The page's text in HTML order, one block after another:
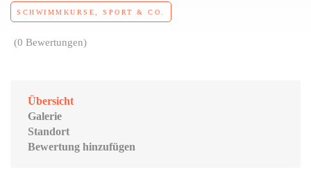
SCHWIMMKURSE, SPORT & CO.
(0 Bewertungen)
Übersicht
Galerie
Standort
Bewertung hinzufügen